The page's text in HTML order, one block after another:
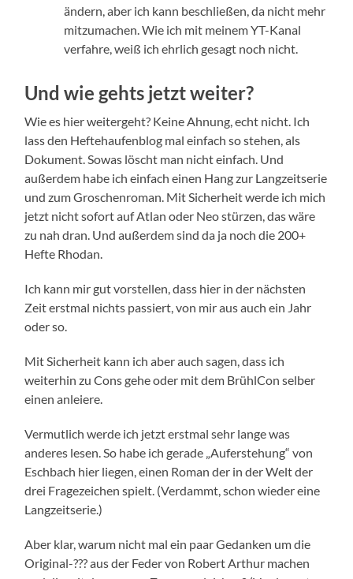
ändern, aber ich kann beschließen, da nicht mehr
mitzumachen. Wie ich mit meinem YT-Kanal
verfahre, weiß ich ehrlich gesagt noch nicht.
Und wie gehts jetzt weiter?
Wie es hier weitergeht? Keine Ahnung, echt nicht. Ich
lass den Heftehaufenblog mal einfach so stehen, als
Dokument. Sowas löscht man nicht einfach. Und
außerdem habe ich einfach einen Hang zur Langzeitserie
und zum Groschenroman. Mit Sicherheit werde ich mich
jetzt nicht sofort auf Atlan oder Neo stürzen, das wäre
zu nah dran. Und außerdem sind da ja noch die 200+
Hefte Rhodan.
Ich kann mir gut vorstellen, dass hier in der nächsten
Zeit erstmal nichts passiert, von mir aus auch ein Jahr
oder so.
Mit Sicherheit kann ich aber auch sagen, dass ich
weiterhin zu Cons gehe oder mit dem BrühlCon selber
einen anleiere.
Vermutlich werde ich jetzt erstmal sehr lange was
anderes lesen. So habe ich gerade „Auferstehung“ von
Eschbach hier liegen, einen Roman der in der Welt der
drei Fragezeichen spielt. (Verdammt, schon wieder eine
Langzeitserie.)
Aber klar, warum nicht mal ein paar Gedanken um die
Original-??? aus der Feder von Robert Arthur machen